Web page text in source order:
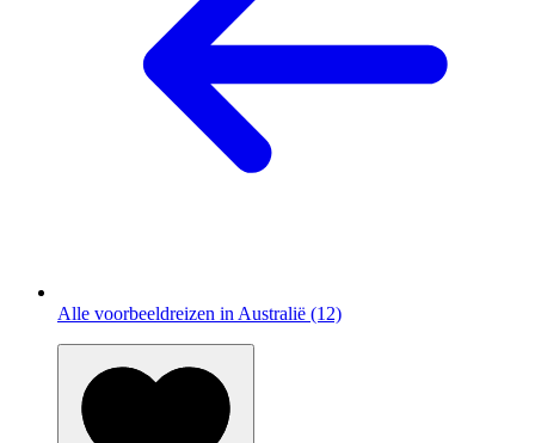
Alle voorbeeldreizen in Australië (12)